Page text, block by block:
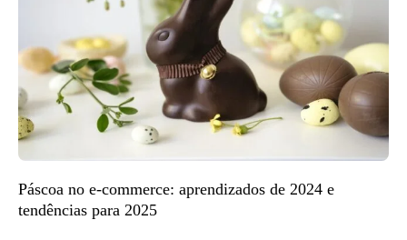
Páscoa no e-commerce: aprendizados de 2024 e
tendências para 2025